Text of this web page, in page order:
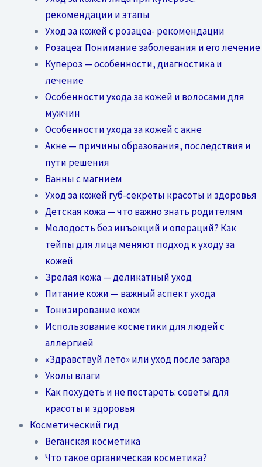
рекомендации и этапы
Уход за кожей с розацеа- рекомендации
Розацеа: Понимание заболевания и его лечение
Купероз — особенности, диагностика и
лечение
Особенности ухода за кожей и волосами для
мужчин
Особенности ухода за кожей с акне
Акне — причины образования, последствия и
пути решения
Ванны с магнием
Уход за кожей губ-секреты красоты и здоровья
Детская кожа — что важно знать родителям
Молодость без инъекций и операций? Как
тейпы для лица меняют подход к уходу за
кожей
Зрелая кожа — деликатный уход
Питание кожи — важный аспект ухода
Тонизирование кожи
Использование косметики для людей с
аллергией
«Здравствуй лето» или уход после загара
Уколы влаги
Как похудеть и не постареть: советы для
красоты и здоровья
Косметический гид
Веганская косметика
Что такое органическая косметика?